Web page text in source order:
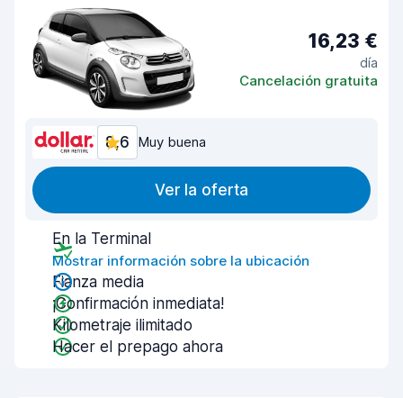
16,23 €
día
Cancelación gratuita
8,6 Muy buena
Ver la oferta
En la Terminal
Mostrar información sobre la ubicación
Fianza media
¡Confirmación inmediata!
Kilometraje ilimitado
Hacer el prepago ahora